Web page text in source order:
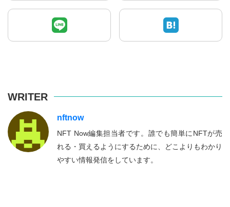
WRITER
nftnow
NFT Now編集担当者です。誰でも簡単にNFTが売
れる・買えるようにするために、どこよりもわかり
やすい情報発信をしています。